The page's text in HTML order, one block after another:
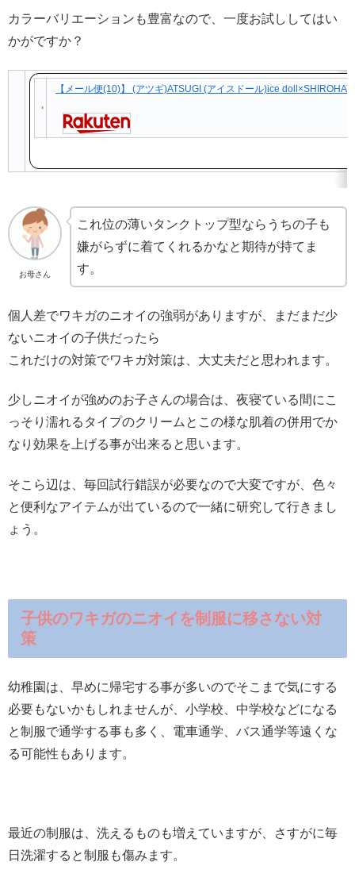
カラーバリエーションも豊富なので、一度お試ししてはい
かがですか？
【メール便(10)】 (アツギ)ATSUGI (アイスドール)ice
お母さん
これ位の薄いタンクトップ型ならうちの子も
嫌がらずに着てくれるかなと期待が持てま
す。
個人差でワキガのニオイの強弱がありますが、まだまだ少
ないニオイの子供だったら
これだけの対策でワキガ対策は、大丈夫だと思われます。
少しニオイが強めのお子さんの場合は、夜寝ている間にこ
っそり濡れるタイプのクリームとこの様な肌着の併用でか
なり効果を上げる事が出来ると思います。
そこら辺は、毎回試行錯誤が必要なので大変ですが、色々
と便利なアイテムが出ているので一緒に研究して行きまし
ょう。
子供のワキガのニオイを制服に移さない対
策
幼稚園は、早めに帰宅する事が多いのでそこまで気にする
必要もないかもしれませんが、小学校、中学校などになる
と制服で通学する事も多く、電車通学、バス通学等遠くな
る可能性もあります。
最近の制服は、洗えるものも増えていますが、さすがに毎
日洗濯すると制服も傷みます。